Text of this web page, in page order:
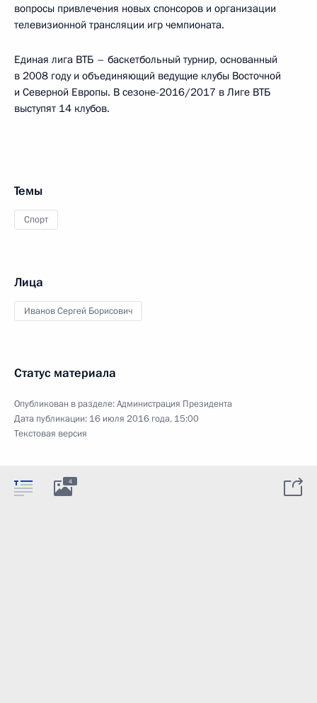
вопросы привлечения новых спонсоров и организации
телевизионной трансляции игр чемпионата.
Единая лига ВТБ – баскетбольный турнир, основанный
в 2008 году и объединяющий ведущие клубы Восточной
и Северной Европы. В сезоне-2016/2017 в Лиге ВТБ
выступят 14 клубов.
Темы
Спорт
Лица
Иванов Сергей Борисович
Статус материала
Опубликован в разделе:Администрация Президента
Дата публикации: 16 июля 2016 года, 15:00
Текстовая версия
4